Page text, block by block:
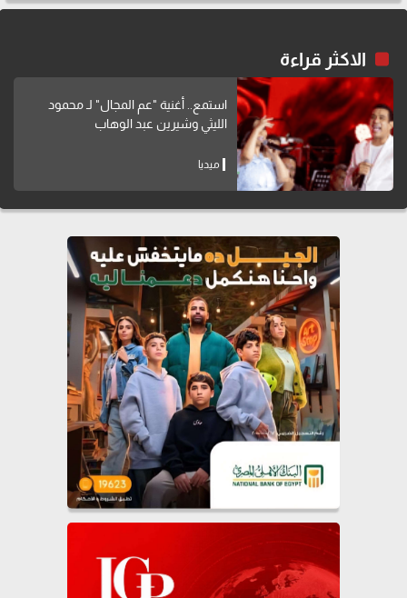
الاكثر قراءة
استمع.. أغنية "عم المجال" لـ محمود
الليثي وشيرين عبد الوهاب
ميديا